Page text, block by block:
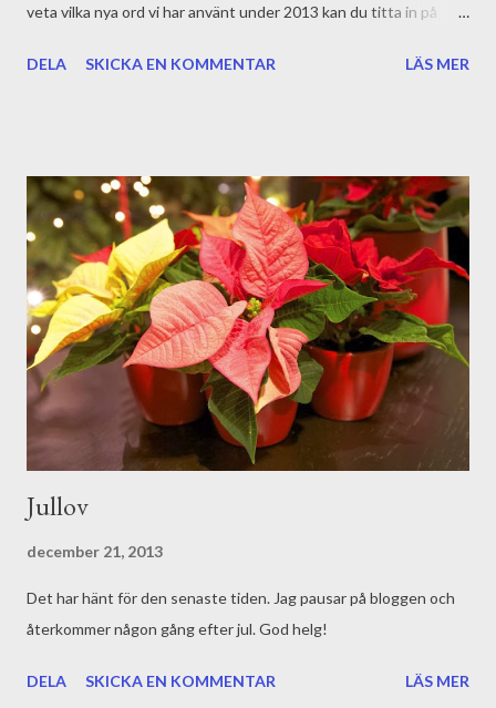
veta vilka nya ord vi har använt under 2013 kan du titta in på
nyordslista. Mobilmissbruk är nog det ord som ligger närmast
DELA SKICKA EN KOMMENTAR LÄS MER
Jullov
december 21, 2013
Det har hänt för den senaste tiden. Jag pausar på bloggen och
återkommer någon gång efter jul. God helg!
DELA SKICKA EN KOMMENTAR LÄS MER